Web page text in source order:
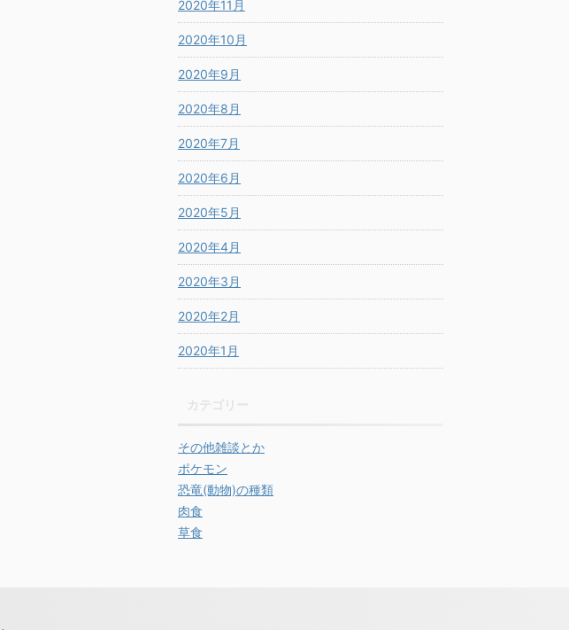
2020年11月
2020年10月
2020年9月
2020年8月
2020年7月
2020年6月
2020年5月
2020年4月
2020年3月
2020年2月
2020年1月
その他雑談とか
ポケモン
恐竜(動物)の種類
肉食
草食